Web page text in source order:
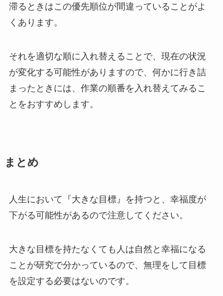
滞るときはこの優先順位が間違っていることがよ
くあります。
それを適切な順に入れ替えることで、現在の状況
が変化する可能性がありますので、何かに行き詰
まったときには、作業の順番を入れ替えてみるこ
とをおすすめします。
まとめ
人生において『大きな目標』を持つと、幸福度が
下がる可能性があるので注意してください。
大きな目標を持たなくても人は自然と幸福になる
ことが研究で分かっているので、無理をして目標
を設定する必要はないのです。